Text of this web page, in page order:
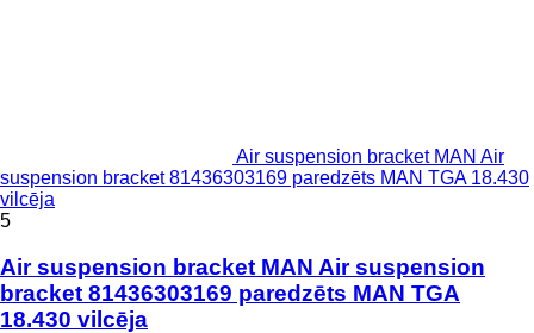
Air suspension bracket MAN Air
suspension bracket 81436303169 paredzēts MAN TGA 18.430
vilcēja
5
Air suspension bracket MAN Air suspension
bracket 81436303169 paredzēts MAN TGA
18.430 vilcēja